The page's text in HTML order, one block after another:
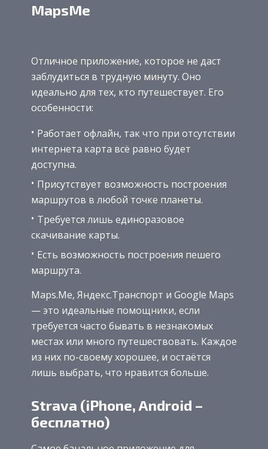
MapsMe
Отличное приложение, которое не даст
заблудиться в трудную минуту. Оно
идеально для тех, кто путешествует. Его
особенности:
Работает офлайн, так что при отсутствии
интернета карта всё равно будет
доступна.
Присутствует возможность построения
маршрутов в любой точке планеты.
Требуется лишь единоразовое
скачивание карты.
Есть возможность построения пешего
маршрута.
Maps.Me, Яндекс.Транспорт и Google Maps
— это идеальные помощники, если
требуется часто бывать в незнакомых
местах или много путешествовать. Каждое
из них по-своему хорошее, и остаётся
лишь выбрать, что нравится больше.
Strava (iPhone, Android –
бесплатно)